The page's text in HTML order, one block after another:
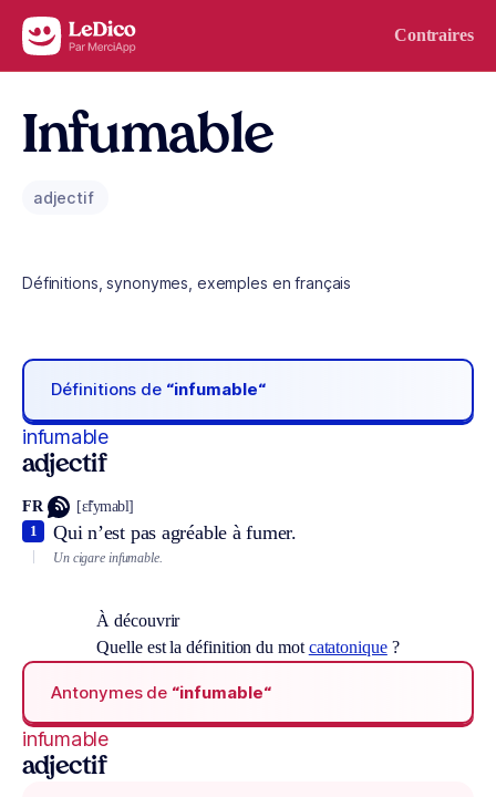
Aller au contenu Contraires
Infumable
adjectif
Définitions, synonymes, exemples en français
Définitions de “infumable“
infumable
adjectif
FR [ɛ̃fymabl]
Qui n’est pas agréable à fumer.
1
Un cigare infumable.
À découvrir
Quelle est la définition du mot catatonique?
Antonymes de “infumable“
infumable
adjectif